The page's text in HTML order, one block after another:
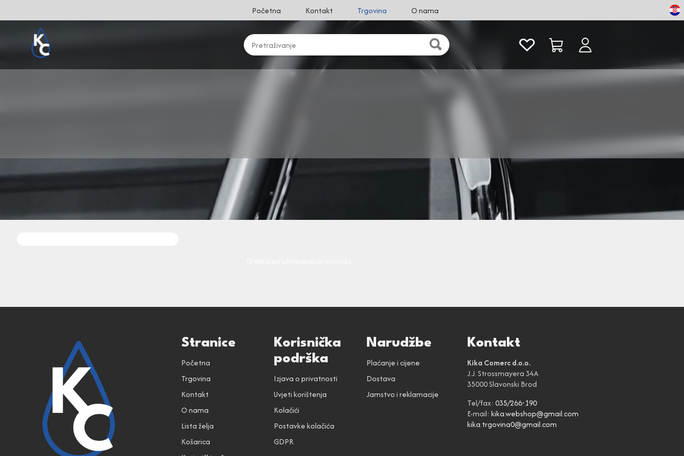
Početna Kontakt Trgovina O nama
Stranice
Početna
Trgovina
Kontakt
O nama
Lista želja
Košarica
Korisnička
podrška
Izjava o privatnosti
Uvjeti korištenja
Kolačići
Postavke kolačića
GDPR
Narudžbe
Plaćanje i cijene
Dostava
Jamstvo i reklamacije
Kontakt
Kika Comerc d.o.o.
J.J. Strossmayera 34A
35000 Slavonski Brod
Tel/fax: 035/266-190
E-mail: kika.webshop@gmail.com
kika.trgovina0@gmail.com